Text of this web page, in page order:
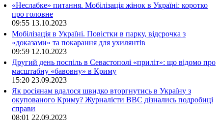
«Неслабке» питання. Мобілізація жінок в Україні: коротко
про головне
09:55 13.10.2023
Мобілізація в Україні. Повістки в парку, відсрочка з
«доказами» та покарання для ухилянтів
09:59 12.10.2023
Другий день поспіль в Севастополі «приліт»: що відомо про
масштабну «бавовну» в Криму
15:20 23.09.2023
Як росіянам вдалося швидко вторгнутись в Україну з
окупованого Криму? Журналісти ВВС дізнались подробиці
справи
08:01 22.09.2023